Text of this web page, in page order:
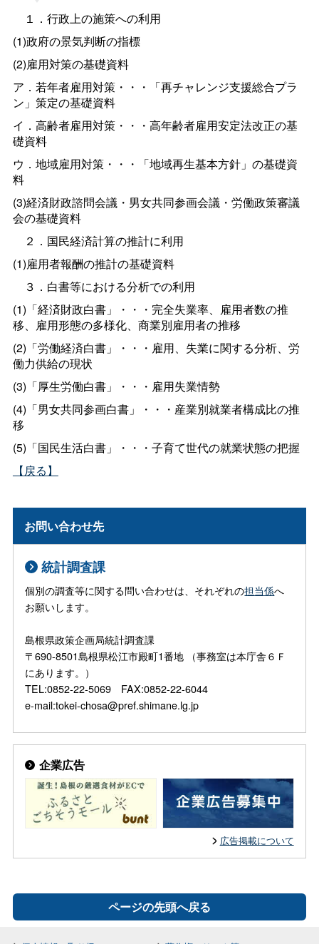
１．行政上の施策への利用
(1)政府の景気判断の指標
(2)雇用対策の基礎資料
ア．若年者雇用対策・・・「再チャレンジ支援総合プラ
ン」策定の基礎資料
イ．高齢者雇用対策・・・高年齢者雇用安定法改正の基
礎資料
ウ．地域雇用対策・・・「地域再生基本方針」の基礎資
料
(3)経済財政諮問会議・男女共同参画会議・労働政策審議
会の基礎資料
２．国民経済計算の推計に利用
(1)雇用者報酬の推計の基礎資料
３．白書等における分析での利用
(1)「経済財政白書」・・・完全失業率、雇用者数の推
移、雇用形態の多様化、商業別雇用者の推移
(2)「労働経済白書」・・・雇用、失業に関する分析、労
働力供給の現状
(3)「厚生労働白書」・・・雇用失業情勢
(4)「男女共同参画白書」・・・産業別就業者構成比の推
移
(5)「国民生活白書」・・・子育て世代の就業状態の把握
【戻る】
お問い合わせ先
統計調査課
個別の調査等に関する問い合わせは、それぞれの担当係へ
お願いします。
島根県政策企画局統計調査課
〒690-8501島根県松江市殿町1番地 （事務室は本庁舎６Ｆ
にあります。）
TEL:0852-22-5069 FAX:0852-22-6044
e-mail:tokei-chosa@pref.shimane.lg.jp
企業広告
広告掲載について
ページの先頭へ戻る